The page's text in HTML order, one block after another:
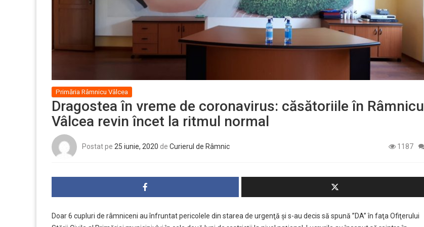
Primăria Râmnicu Vâlcea
Dragostea în vreme de coronavirus: căsătoriile în Râmnicu
Vâlcea revin încet la ritmul normal
Postat pe 25 iunie, 2020 de Curierul de Râmnic 1187
Doar 6 cupluri de râmniceni au înfruntat pericolele din starea de urgenţă şi s-au decis să spună ”DA” în faţa Ofiţerului